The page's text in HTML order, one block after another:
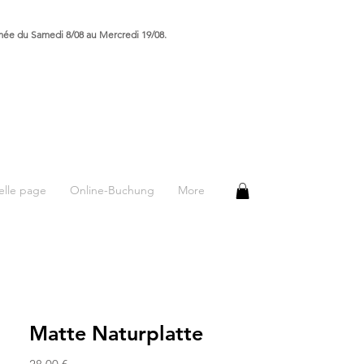
du Samedi 8/08 au Mercredi 19/08.
page Online-Buchung More
Matte Naturplatte